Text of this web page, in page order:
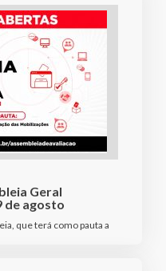
Geral
de agosto
que terá como pauta a